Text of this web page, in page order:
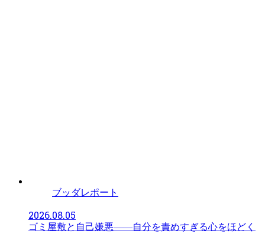
ブッダレポート
2026.08.05
ゴミ屋敷と自己嫌悪――自分を責めすぎる心をほどく